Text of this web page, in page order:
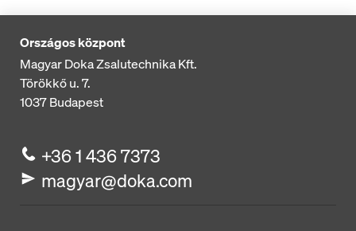
Országos központ
Magyar Doka Zsalutechnika Kft.
Törökkő u. 7.
1037Budapest
+36 1 436 7373
magyar@doka.com